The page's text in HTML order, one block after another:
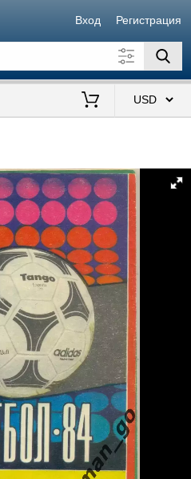
Вход Регистрация